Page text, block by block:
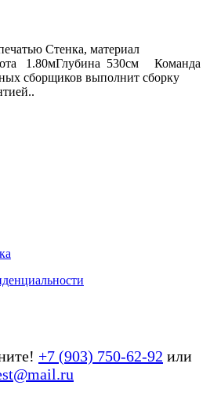
Стенка, материал
1.80мГлубина 530см Команда
сборщиков выполнит сборку
+7 (903) 750-62-92 или